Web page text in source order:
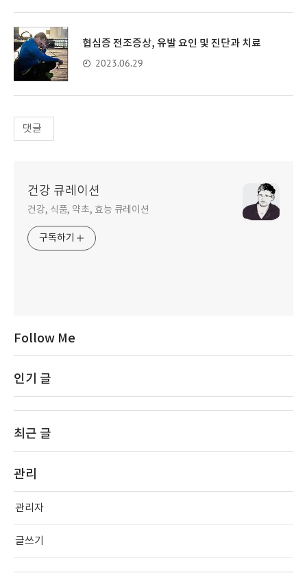
협심증 전조증상, 유발 요인 및 진단과 치료
2023.06.29
댓글
건강 큐레이션
건강, 식품, 약초, 효능 큐레이션
구독하기
Follow Me
인기 글
최근 글
관리
관리자
글쓰기